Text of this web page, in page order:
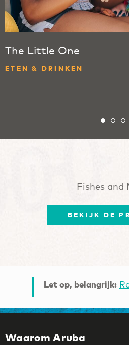
The Little One
ETEN & DRINKEN
Fishes and
BEKIJK DE
Let op, belangrijk:
Waarom Aruba